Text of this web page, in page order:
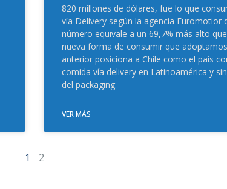
820 millones de dólares, fue lo que
vía Delivery según la agencia Euromotior
número equivale a un 69,7% más alto
nueva forma de consumir que
anterior posiciona a Chile como el país
comida vía delivery en Latinoamérica y
del packaging.
VER MÁS
1 2